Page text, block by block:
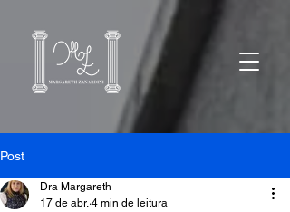
Post
Dra Margareth
17 de abr. 4 min de leitura